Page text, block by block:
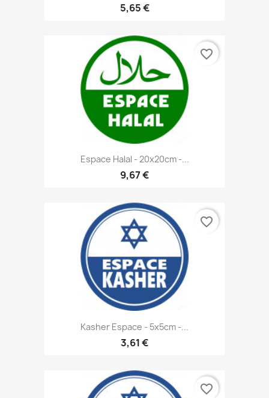
5,65 €
Espace Halal - 20x20cm -...
9,67 €
favorite_border
Kasher Espace - 5x5cm -...
3,61 €
favorite_border
favorite_border